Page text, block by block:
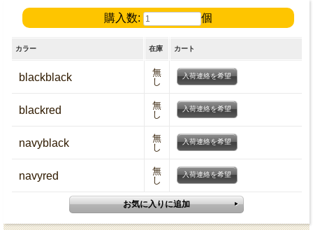
購入数: 個
カラー 在庫 カート
blackblack
無
し
入荷連絡を希望
blackred
無
し
入荷連絡を希望
navyblack
無
し
入荷連絡を希望
navyred
無
し
入荷連絡を希望